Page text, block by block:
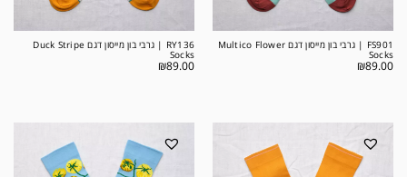
FS901 | גרבי בון מייסון דגם Multico Flower
Socks
₪89.00
RY136 | גרבי בון מייסון דגם Duck Stripe
Socks
₪89.00